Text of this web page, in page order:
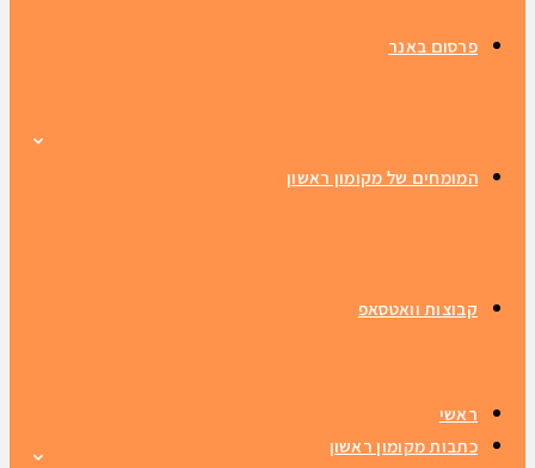
פרסום באנר
המומחים של מקומון ראשון
קבוצות וואטסאפ
ראשי
כתבות מקומון ראשון